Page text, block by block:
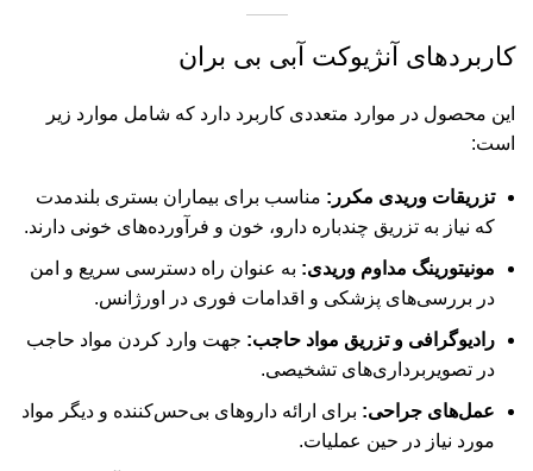
کاربردهای آنژیوکت آبی بی بران
این محصول در موارد متعددی کاربرد دارد که شامل موارد زیر
است:
تزریقات وریدی مکرر: مناسب برای بیماران بستری بلندمدت
که نیاز به تزریق چندباره دارو، خون و فرآورده‌های خونی دارند.
مونیتورینگ مداوم وریدی: به عنوان راه دسترسی سریع و امن
در بررسی‌های پزشکی و اقدامات فوری در اورژانس.
رادیوگرافی و تزریق مواد حاجب: جهت وارد کردن مواد حاجب
در تصویربرداری‌های تشخیصی.
عمل‌های جراحی: برای ارائه داروهای بی‌حس‌کننده و دیگر مواد
مورد نیاز در حین عملیات.